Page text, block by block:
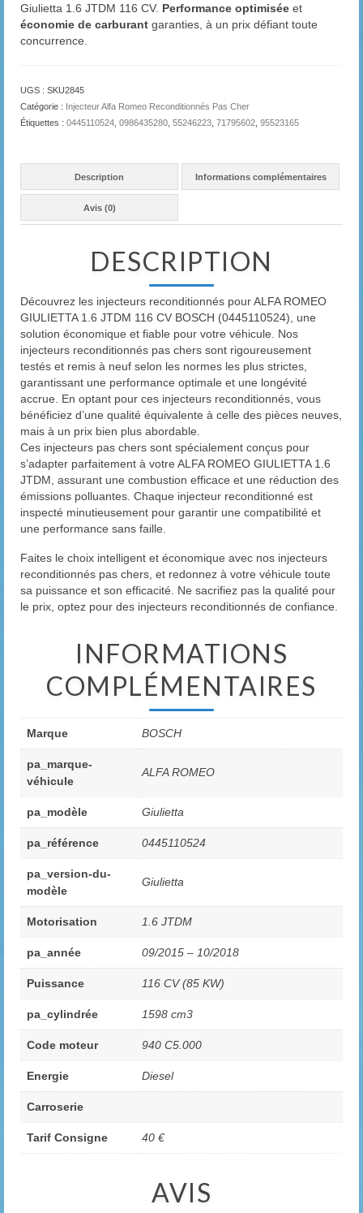
Giulietta 1.6 JTDM 116 CV. Performance optimisée et
économie de carburant garanties, à un prix défiant toute
concurrence.
UGS : SKU2845
Catégorie : Injecteur Alfa Romeo Reconditionnés Pas Cher
Étiquettes : 0445110524 0986435280 55246223 71795602 95523165
Description Informations complémentaires
Avis (0)
DESCRIPTION
Découvrez les injecteurs reconditionnés pour ALFA ROMEO
GIULIETTA 1.6 JTDM 116 CV BOSCH (0445110524), une
solution économique et fiable pour votre véhicule. Nos
injecteurs reconditionnés pas chers sont rigoureusement
testés et remis à neuf selon les normes les plus strictes,
garantissant une performance optimale et une longévité
accrue. En optant pour ces injecteurs reconditionnés, vous
bénéficiez d’une qualité équivalente à celle des pièces neuves,
mais à un prix bien plus abordable.
Ces injecteurs pas chers sont spécialement conçus pour
s’adapter parfaitement à votre ALFA ROMEO GIULIETTA 1.6
JTDM, assurant une combustion efficace et une réduction des
émissions polluantes. Chaque injecteur reconditionné est
inspecté minutieusement pour garantir une compatibilité et
une performance sans faille.
Faites le choix intelligent et économique avec nos injecteurs
reconditionnés pas chers, et redonnez à votre véhicule toute
sa puissance et son efficacité. Ne sacrifiez pas la qualité pour
le prix, optez pour des injecteurs reconditionnés de confiance.
INFORMATIONS
COMPLÉMENTAIRES
Marque BOSCH
pa_marque-
véhicule
ALFA ROMEO
pa_modèle Giulietta
pa_référence 0445110524
pa_version-du-
modèle
Giulietta
Motorisation 1.6 JTDM
pa_année 09/2015 – 10/2018
Puissance 116 CV (85 KW)
pa_cylindrée 1598 cm3
Code moteur 940 C5.000
Energie Diesel
Carroserie
Tarif Consigne 40 €
AVIS